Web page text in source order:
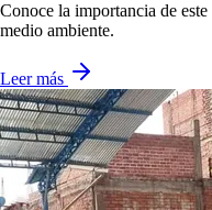
Conoce la importancia de
medio ambiente.
Leer más